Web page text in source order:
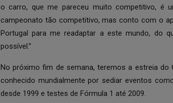
o carro, que me pareceu muito competitivo, é
campeonato tão competitivo, mas conto com o
Portugal para me readaptar a este mundo, do
possível.”
No próximo fim de semana, teremos a estreia do
conhecido mundialmente por sediar eventos
desde 1999 e testes de Fórmula 1 até 2009.